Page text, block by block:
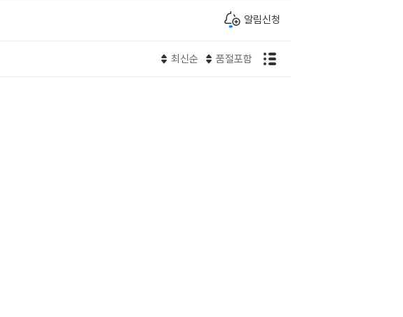
알림신청
최신순 품절포함